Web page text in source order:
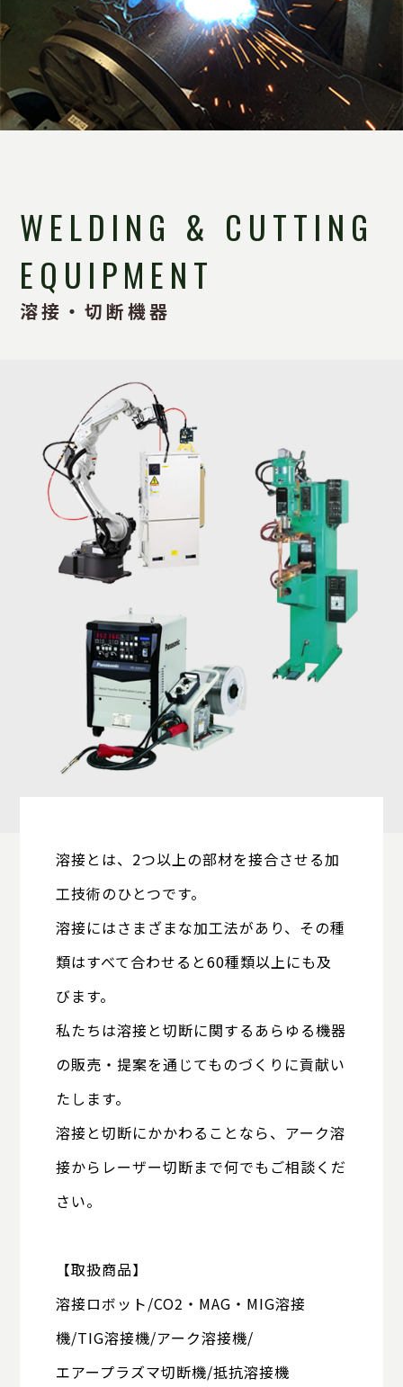
WELDING & CUTTING
EQUIPMENT
溶接・切断機器
溶接とは、2つ以上の部材を接合させる加
工技術のひとつです。
溶接にはさまざまな加工法があり、その種
類はすべて合わせると60種類以上にも及
びます。
私たちは溶接と切断に関するあらゆる機器
の販売・提案を通じてものづくりに貢献い
たします。
溶接と切断にかかわることなら、アーク溶
接からレーザー切断まで何でもご相談くだ
さい。
【取扱商品】
溶接ロボット/CO2・MAG・MIG溶接
機/TIG溶接機/アーク溶接機/
エアープラズマ切断機/抵抗溶接機